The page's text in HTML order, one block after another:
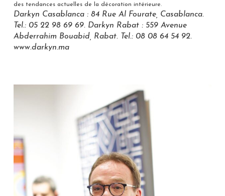
des tendances actuelles de la décoration intérieure.
Darkyn Casablanca : 84 Rue Al Fourate, Casablanca.
Tel.: 05 22 98 69 69. Darkyn Rabat : 559 Avenue
Abderrahim Bouabid, Rabat. Tel.: 08 08 64 54 92.
www.darkyn.ma